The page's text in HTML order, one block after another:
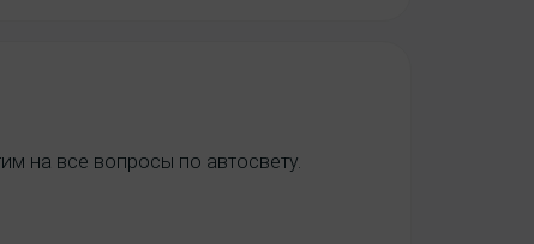
на все вопросы по автосвету.